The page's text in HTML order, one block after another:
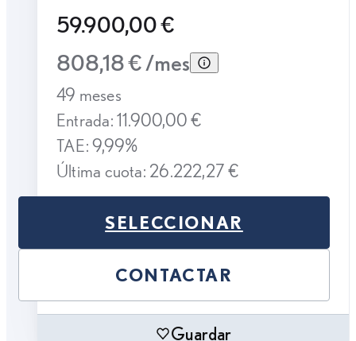
59.900,00 €
808,18 € /mes
49 meses
Entrada: 11.900,00 €
TAE: 9,99%
Última cuota: 26.222,27 €
SELECCIONAR
CONTACTAR
Guardar